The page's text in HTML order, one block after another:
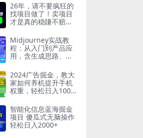
26年，请不要疯狂的
找项目做了！卖项目
才是真的稳賺不赔，
1k+【揭秘】
Midjourney实战教
程：从入门到产品应
用，含生成思路、换
作技巧
2024广告掘金，教大
家如何养机提升手机
权重，轻松日入100+
智能化信息蓝海掘金
项目 傻瓜式无脑操作
轻松日入2000+